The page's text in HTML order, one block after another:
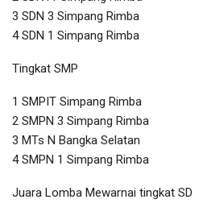
3 SDN 3 Simpang Rimba
4 SDN 1 Simpang Rimba
Tingkat SMP
1 SMPIT Simpang Rimba
2 SMPN 3 Simpang Rimba
3 MTs N Bangka Selatan
4 SMPN 1 Simpang Rimba
Juara Lomba Mewarnai tingkat SD